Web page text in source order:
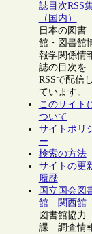
誌目次RSS
（国内）
日本の図書
館・図書館
報学関係情
誌の目次を
RSSで配信し
ています。
このサイト
ついて
サイトポリ
ー
検索の方法
サイトの更
履歴
国立国会図
館 関西館
図書館協力
課 調査情